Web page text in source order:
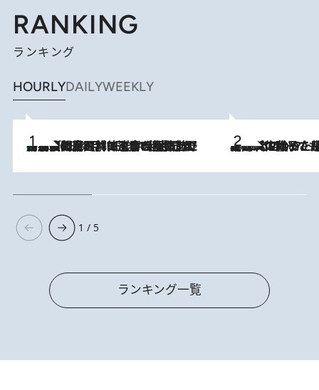
RANKING
ランキング
HOURLYDAILYWEEKLY
2026.8.8
「最後に見られてよかった」上野動物園の東園パンダ舎が解体前に特別公開。8月16日まで延長されたパネル展と共に辿る“半世紀”のパンダ飼育《解体工事の図面あり》 2026.8.5
【阿川佐和子さんの年とる力】なぜ70代で始めた趣味は“こんなに楽しい”のか？ ピアノ、俳句…スランプに陥っても続けられる“ある秘訣”とは
1 / 5
ランキング一覧